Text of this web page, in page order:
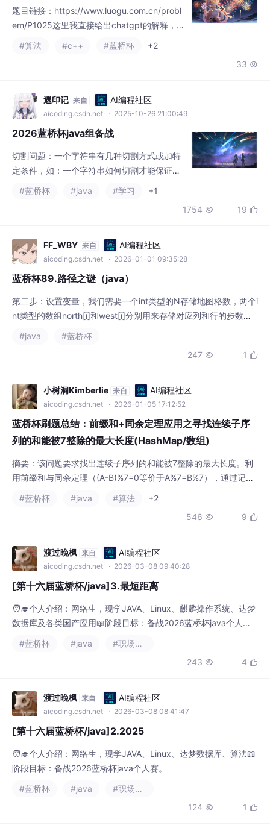
题目链接：https://www.luogu.com.cn/probl
em/P1025这里我直接给出chatgpt的解释，他
的解释比我更加清晰：在我看来这个dp最关键
#算法 #c++ #蓝桥杯
+2
33 
遇印记 来自 AI编程社区
aicoding.csdn.net · 2025-10-26 21:00:49
2026蓝桥杯java组备战
切割问题：一个字符串有几种切割方式或加特
定条件，如：一个字符串如何切割才能保证它
的子串都是回文串。组合问题：在一个集合里
找出大小为某个数字的组合有多少。有递归就
#蓝桥杯 #java #学习
+1
1754  19 
FF_WBY 来自 AI编程社区
aicoding.csdn.net · 2026-01-01 09:35:28
蓝桥杯89.路径之谜（java）
第二步：设置变量，我们需要一个int类型的N存储地图格数，两个i
nt类型的数组north[i]和west[i]分别用来存储对应列和行的步数，
一个boolean类型的二维数组visit[i][j]表示第i行第j列的情况，一个
boolean类型的found用来表示某一条路径是否是所需路径，一个L
ist类型的path用来存放路径，然和按照dfs的模板，先写终止条
#java
#蓝桥杯
247  1 
小树洞Kimberlie 来自 AI编程社区
aicoding.csdn.net · 2026-01-05 17:12:52
蓝桥杯刷题总结：前缀和+同余定理应用之寻找连续子序
列的和能被7整除的最大长度(HashMap/数组)
摘要：该问题要求找出连续子序列的和能被7整除的最大长度。利
用前缀和与同余定理（(A-B)%7=0等价于A%7=B%7），通过记录
模7结果的首次出现位置来优化计算。两种实现方式：数组版本
（固定大小存储模数位置，O(n)时间）和哈希表版本（更通用但常
数时间较高）。关键点包括初始化模0位置为0，使用long避免溢
序列长度。
#蓝桥杯 #java #算法
+2
546  9 
渡过晚枫 来自 AI编程社区
aicoding.csdn.net · 2026-03-08 09:40:28
[第十六届蓝桥杯/java]3.最短距离
🧑‍🎓个人介绍：网络生，现学JAVA、Linux、麒麟操作系统、达梦
数据库及各类国产应用📖阶段目标：备战2026蓝桥杯java个人
赛。
#蓝桥杯 #java
#职场和发展
243  4 
渡过晚枫 来自 AI编程社区
aicoding.csdn.net · 2026-03-08 08:41:47
[第十六届蓝桥杯/java]2.2025
🧑‍🎓个人介绍：网络生，现学JAVA、Linux、达梦数据库、算法📖
阶段目标：备战2026蓝桥杯java个人赛。
#蓝桥杯
#java
#职场和发展
124  1 